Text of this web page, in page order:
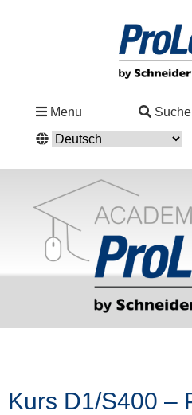
Menu Suche
Lösungen
Service
Support
Academy
Kurs D1/S400 –